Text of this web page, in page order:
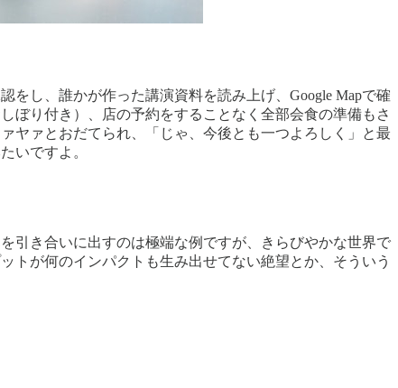
し、誰かが作った講演資料を読み上げ、Google Mapで確
ぼり付き）、店の予約をすることなく全部会食の準備もさ
ヤァとおだてられ、「じゃ、今後とも一つよろしく」と最
いですよ。
引き合いに出すのは極端な例ですが、きらびやかな世界で
トが何のインパクトも生み出せてない絶望とか、そういう